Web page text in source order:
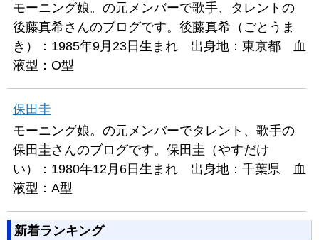
モーニング娘。の元メンバーで歌手、タレントの
後藤真希さんのブログです。後藤真希（ごとうま
き）：1985年9月23日生まれ 出身地：東京都 血
液型：O型
保田圭
モーニング娘。の元メンバーでタレント、歌手の
保田圭さんのブログです。保田圭（やすだけ
い）：1980年12月6日生まれ 出身地：千葉県 血
液型：A型
新着ランキング